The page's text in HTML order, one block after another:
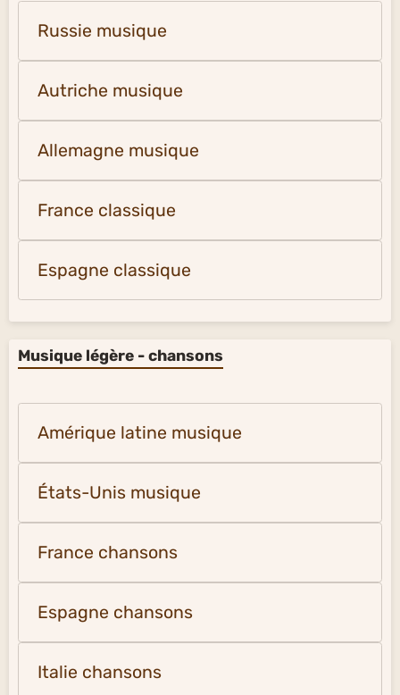
Russie musique
Autriche musique
Allemagne musique
France classique
Espagne classique
Musique légère - chansons
Amérique latine musique
États-Unis musique
France chansons
Espagne chansons
Italie chansons